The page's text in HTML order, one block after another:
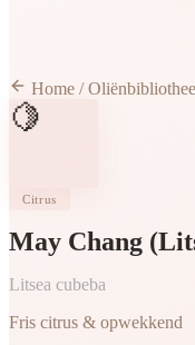
Home /
🍋
Citrus
May Chang
Litsea cubeba
Fris citrus & opwekkend